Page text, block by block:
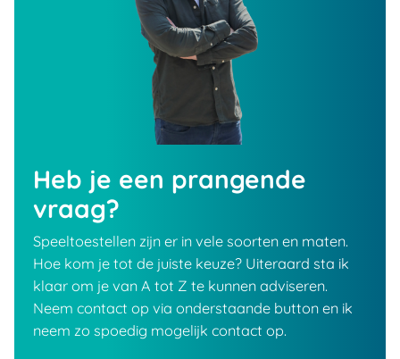
Heb je een prangende
vraag?
Speeltoestellen zijn er in vele soorten en maten.
Hoe kom je tot de juiste keuze? Uiteraard sta ik
klaar om je van A tot Z te kunnen adviseren.
Neem contact op via onderstaande button en ik
neem zo spoedig mogelijk contact op.